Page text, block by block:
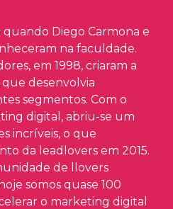
quando Diego Carmona e
na faculdade.
em 1998, criaram a
desenvolvia
segmentos. Com o
digital, abriu-se um
incríveis, o que
da leadlovers em 2015.
de llovers
somos quase 100
o marketing digital